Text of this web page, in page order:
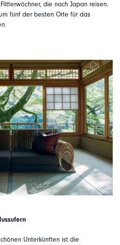
die nach Japan reisen.
fünf der besten Orte für das
Unterkünften ist die